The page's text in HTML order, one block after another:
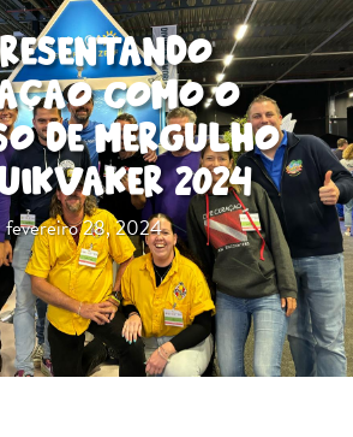
COMO O
DE MERGULHO
2024
fevereiro 28, 2024